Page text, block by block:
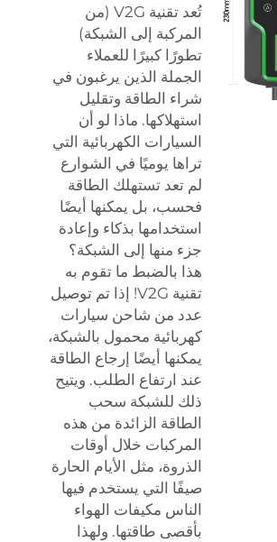
تُعد تقنية V2G (من
المركبة إلى الشبكة)
تطورًا كبيرًا للعملاء
الجملة الذين يرغبون في
شراء الطاقة وتقليل
استهلاكها. ماذا لو أن
السيارات الكهربائية التي
تراها يوميًا في الشوارع
لم تعد تستهلك الطاقة
فحسب، بل يمكنها أيضًا
استخدامها بذكاء وإعادة
جزء منها إلى الشبكة؟
هذا بالضبط ما تقوم به
تقنية V2G! إذا تم توصيل
عدد من شاحن سيارات
كهربائية محمول بالشبكة،
يمكنها أيضًا إرجاع الطاقة
عند ارتفاع الطلب. ويتيح
ذلك للشبكة سحب
الطاقة الزائدة من هذه
المركبات خلال أوقات
الذروة، مثل الأيام الحارة
صيفًا التي يستخدم فيها
الناس مكيفات الهواء
بأقصى طاقتها. ولهذا